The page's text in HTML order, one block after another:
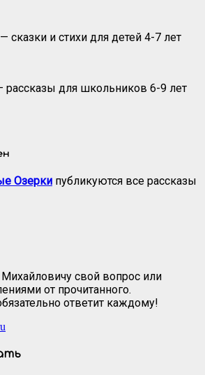
— сказки и стихи для детей 4-7 лет
рассказы для школьников 6-9 лет
Озерки публикуются все рассказы
свой вопрос или
от прочитанного.
ответит каждому!